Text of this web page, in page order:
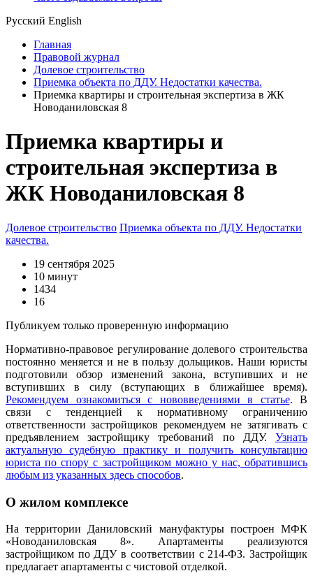
Русский English
Главная
Правовой журнал
Долевое строительство
Приемка объекта по ДДУ. Недостатки качества.
Приемка квартиры и строительная экспертиза в ЖК
Новоданиловская 8
Приемка квартиры и
строительная экспертиза в
ЖК Новоданиловская 8
Долевое строительство Приемка объекта по ДДУ. Недостатки
качества.
19 сентября 2025
10 минут
1434
16
Публикуем только проверенную информацию
Нормативно-правовое регулирование долевого строительства
постоянно меняется и не в пользу дольщиков. Наши юристы
подготовили обзор изменений закона, вступивших и не
вступивших в силу (вступающих в ближайшее время).
Рекомендуем ознакомиться с нововведениями в статье. В
связи с тенденцией к нормативному ограничению
ответственности застройщиков рекомендуем не затягивать с
предъявлением застройщику требований по ДДУ. Узнать
актуальную судебную практику и получить консультацию
юриста по спору с застройщиком можно у нас, обратившись
любым из указанных здесь способов.
О жилом комплексе
На территории Даниловский мануфактуры построен МФК
«Новоданиловская 8». Апартаменты реализуются
застройщиком по ДДУ в соответствии с 214-ФЗ. Застройщик
предлагает апартаменты с чистовой отделкой.